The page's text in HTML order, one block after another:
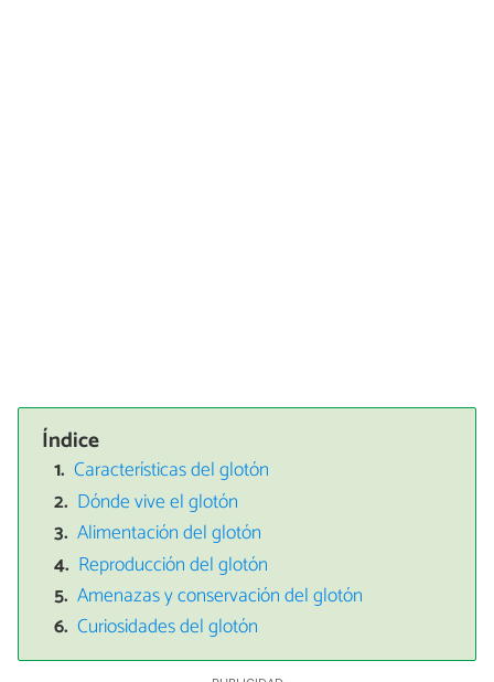
Índice
Características del glotón
Dónde vive el glotón
Alimentación del glotón
Reproducción del glotón
Amenazas y conservación del glotón
Curiosidades del glotón